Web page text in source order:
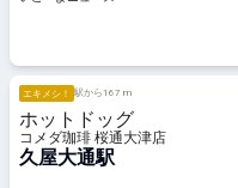
エキメシ！ 駅から167 m
ホットドッグ
コメダ珈琲 桜通大津店
久屋大通駅